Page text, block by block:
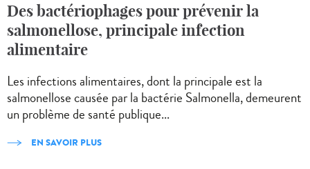
Des bactériophages pour prévenir la
salmonellose, principale infection
alimentaire
Les infections alimentaires, dont la principale est la
salmonellose causée par la bactérie Salmonella, demeurent
un problème de santé publique...
EN SAVOIR PLUS